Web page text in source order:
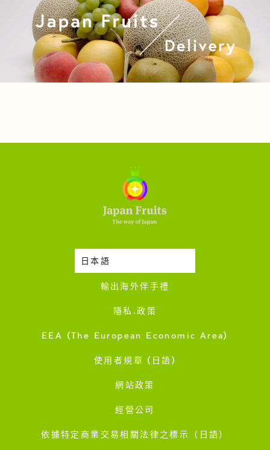
日本語時令蔬果收成表
輸出海外伴手禮
隱私·政策
EEA (The European Economic Area)
使用者規章 (日語)
網站政策
經營公司
依據特定商業交易相關法律之標示（日語）